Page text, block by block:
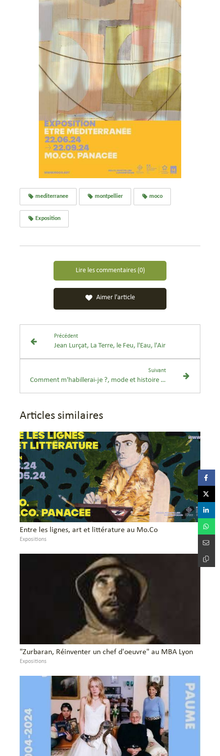
mediterranee montpellier moco
Exposition
Lire les commentaires (0)
Aimer l'article
Précédent
Jean Lurçat, La Terre, le Feu, l'Eau, l'Air
Suivant
Comment m'habillerai-je ?, mode et histoire à Vizille
Articles similaires
Entre les lignes, art et littérature au Mo.Co
Expositions
"Zurbaran, Réinventer un chef d'oeuvre" au MBA Lyon
Expositions